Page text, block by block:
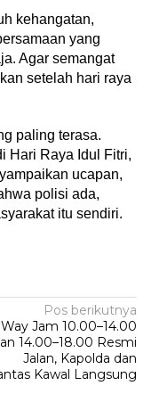
kehangatan,
yang
Agar semangat
setelah hari raya
paling terasa.
Hari Raya Idul Fitri,
ucapan,
polisi ada,
itu sendiri.
Pos berikutnya
Jam 10.00–14.00
14.00–18.00 Resmi
Jalan, Kapolda dan
Kawal Langsung